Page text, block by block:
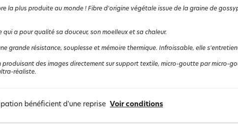
la plus produite au monde ! Fibre d'origine végétale issue de la graine de
qui a pour qualité sa douceur, son moelleux et sa chaleur.
grande résistance, souplesse et mémoire thermique. Infroissable, elle
produisant des images directement sur support textile, micro-goutte par micro-
réaliste.
bénéficient d'une reprise Voir conditions